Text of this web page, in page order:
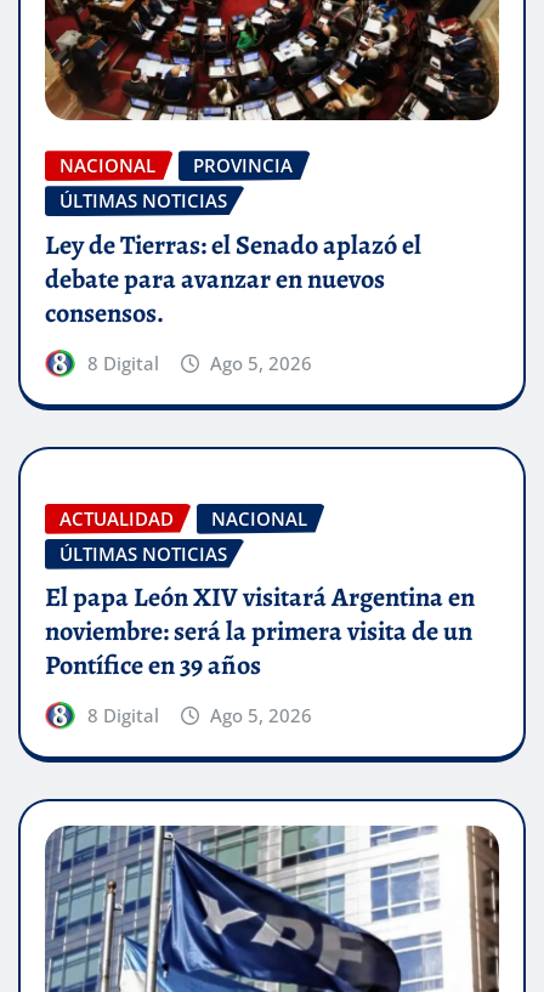
NACIONAL
PROVINCIA
ÚLTIMAS NOTICIAS
Ley de Tierras: el Senado aplazó el
debate para avanzar en nuevos
consensos.
8 Digital Ago 5, 2026
ACTUALIDAD
NACIONAL
ÚLTIMAS NOTICIAS
El papa León XIV visitará Argentina en
noviembre: será la primera visita de un
Pontífice en 39 años
8 Digital Ago 5, 2026